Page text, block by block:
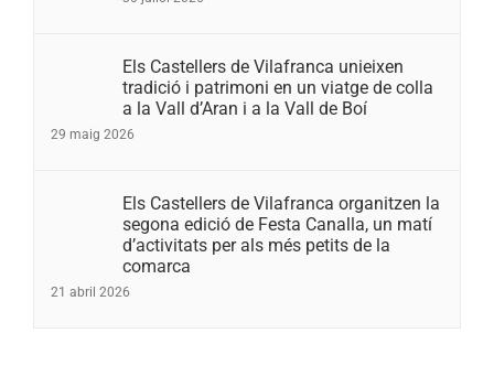
Els Castellers de Vilafranca unieixen
tradició i patrimoni en un viatge de colla
a la Vall d’Aran i a la Vall de Boí
29 maig 2026
Els Castellers de Vilafranca organitzen la
segona edició de Festa Canalla, un matí
d’activitats per als més petits de la
comarca
21 abril 2026